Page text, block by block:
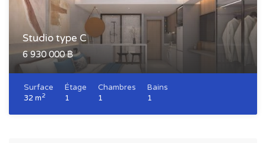
Studio type C
6 930 000 ฿
Surface
32 m2
Étage
1
Chambres
1
Bains
1